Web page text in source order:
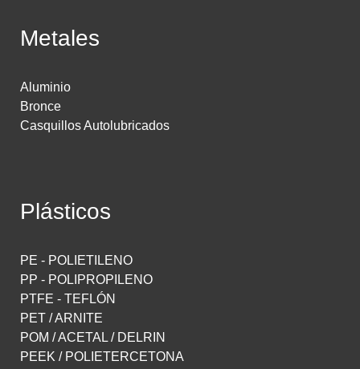
Metales
Aluminio
Bronce
Casquillos Autolubricados
Plásticos
PE - POLIETILENO
PP - POLIPROPILENO
PTFE - TEFLÓN
PET / ARNITE
POM / ACETAL / DELRIN
PEEK / POLIETERCETONA